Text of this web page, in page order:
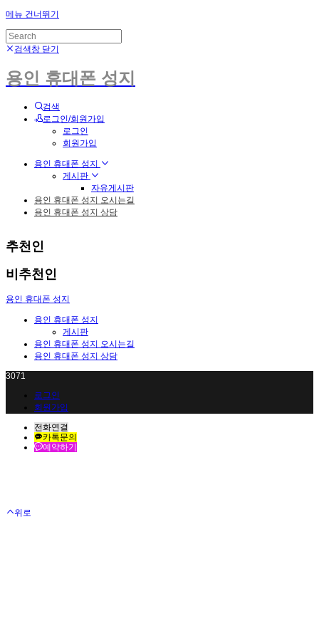
메뉴 건너뛰기
검색창 닫기
용인 휴대폰 성지
검색
로그인/회원가입
로그인
회원가입
용인 휴대폰 성지
게시판
자유게시판
용인 휴대폰 성지 오시는길
용인 휴대폰 성지 상담
추천인
비추천인
용인 휴대폰 성지
용인 휴대폰 성지
게시판
용인 휴대폰 성지 오시는길
용인 휴대폰 성지 상담
3071
로그인
회원가입
전화연결
카톡문의
예약하기
위로